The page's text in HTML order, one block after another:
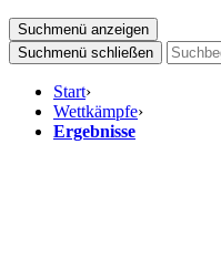
Suchmenü anzeigen
Suchmenü schließen
Start›
Wettkämpfe›
Ergebnisse